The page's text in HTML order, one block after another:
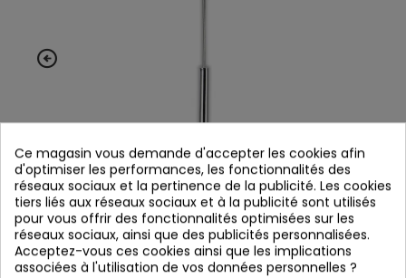
Ce magasin vous demande d'accepter les cookies afin
d'optimiser les performances, les fonctionnalités des
réseaux sociaux et la pertinence de la publicité. Les cookies
tiers liés aux réseaux sociaux et à la publicité sont utilisés
pour vous offrir des fonctionnalités optimisées sur les
réseaux sociaux, ainsi que des publicités personnalisées.
Acceptez-vous ces cookies ainsi que les implications
associées à l'utilisation de vos données personnelles ?